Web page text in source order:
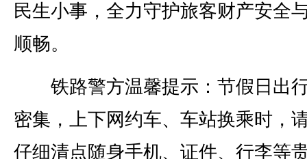
民生小事，全力守护旅客财产安全
顺畅。
铁路警方温馨提示：节假日出
密集，上下网约车、车站换乘时，
仔细清点随身手机、证件、行李等